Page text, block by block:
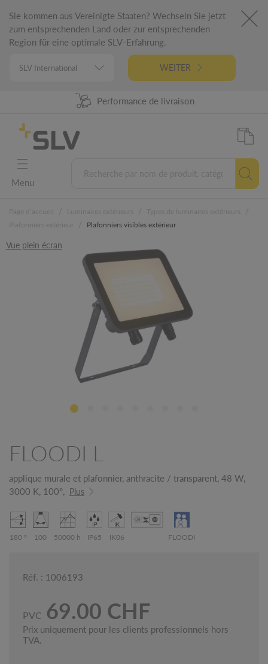
Sie kommen aus Vereinigte Staaten? Wechseln Sie jetzt
zum entsprechenden Land oder zur entsprechenden
Region für eine optimale SLV-Erfahrung.
WEITER
Disponibilité produit à 98%
Performance de livraison
Garantie 5 ans
Conception Allemande
Menu
Plafonniers visibles extérieur
Vue plein écran
FLOODI L
applique murale et plafonnier, anthracite / transparent, 48 W,
3000 K, 100°,
Plus
180 ° 100 50000 h IP65 IK06 FLOODI
Réf. : 1006193
PVC 69.00 CHF
Prix uniquement pour les clients professionnels hors
TVA.